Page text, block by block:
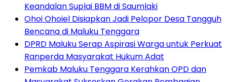
Keandalan Suplai BBM di Saumlaki
Ohoi Ohoiel Disiapkan Jadi Pelopor Desa Tangguh
Bencana di Maluku Tenggara
DPRD Maluku Serap Aspirasi Warga untuk Perkuat
Ranperda Masyarakat Hukum Adat
Pemkab Maluku Tenggara Kerahkan OPD dan